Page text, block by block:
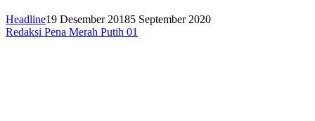
Headline19 Desember 20185 September 2020
Redaksi Pena Merah Putih 01